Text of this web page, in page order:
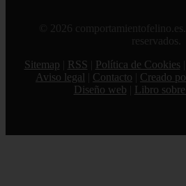
© 2026
reservados.
Sitemap
RSS Política de Cookies
Aviso legal
Contacto
Creado
Diseño web
Libro